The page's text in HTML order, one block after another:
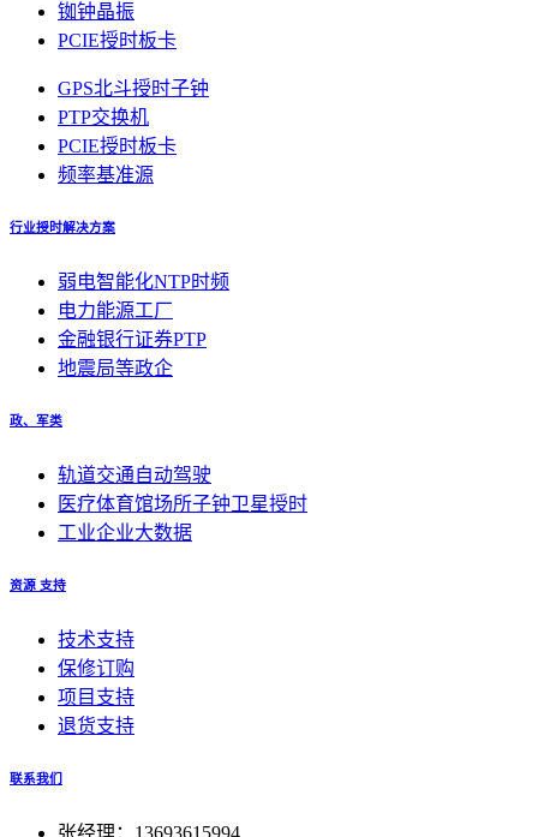
铷钟晶振
PCIE授时板卡
GPS北斗授时子钟
PTP交换机
PCIE授时板卡
频率基准源
行业授时解决方案
弱电智能化NTP时频
电力能源工厂
金融银行证券PTP
地震局等政企
政、军类
轨道交通自动驾驶
医疗体育馆场所子钟卫星授时
工业企业大数据
资源 支持
技术支持
保修订购
项目支持
退货支持
联系我们